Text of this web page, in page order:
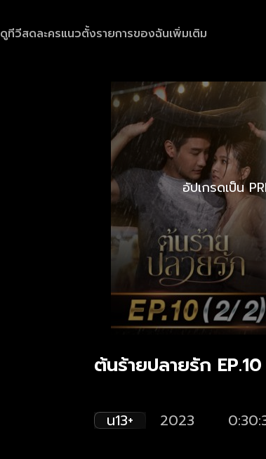
ดูทีวีสดละครแนวตั้งรายการของฉันเพิ่มเติม
อัปเกรดเป็น
ต้นร้ายปลายรัก
น13+ 2023